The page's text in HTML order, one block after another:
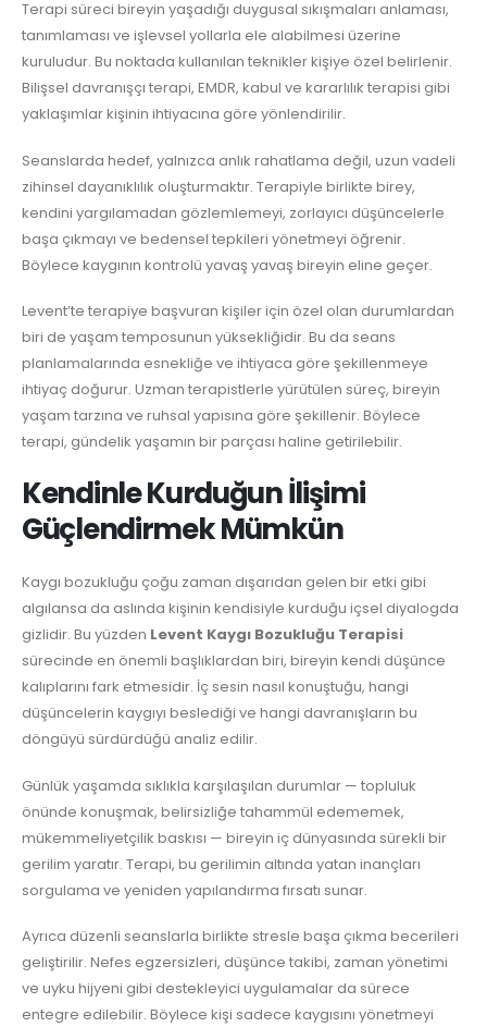
Terapi süreci bireyin yaşadığı duygusal sıkışmaları anlaması,
tanımlaması ve işlevsel yollarla ele alabilmesi üzerine
kuruludur. Bu noktada kullanılan teknikler kişiye özel belirlenir.
Bilişsel davranışçı terapi, EMDR, kabul ve kararlılık terapisi gibi
yaklaşımlar kişinin ihtiyacına göre yönlendirilir.
Seanslarda hedef, yalnızca anlık rahatlama değil, uzun vadeli
zihinsel dayanıklılık oluşturmaktır. Terapiyle birlikte birey,
kendini yargılamadan gözlemlemeyi, zorlayıcı düşüncelerle
başa çıkmayı ve bedensel tepkileri yönetmeyi öğrenir.
Böylece kaygının kontrolü yavaş yavaş bireyin eline geçer.
Levent’te terapiye başvuran kişiler için özel olan durumlardan
biri de yaşam temposunun yüksekliğidir. Bu da seans
planlamalarında esnekliğe ve ihtiyaca göre şekillenmeye
ihtiyaç doğurur. Uzman terapistlerle yürütülen süreç, bireyin
yaşam tarzına ve ruhsal yapısına göre şekillenir. Böylece
terapi, gündelik yaşamın bir parçası haline getirilebilir.
Kendinle Kurduğun İlişimi
Güçlendirmek Mümkün
Kaygı bozukluğu çoğu zaman dışarıdan gelen bir etki gibi
algılansa da aslında kişinin kendisiyle kurduğu içsel diyalogda
gizlidir. Bu yüzden Levent Kaygı Bozukluğu Terapisi
sürecinde en önemli başlıklardan biri, bireyin kendi düşünce
kalıplarını fark etmesidir. İç sesin nasıl konuştuğu, hangi
düşüncelerin kaygıyı beslediği ve hangi davranışların bu
döngüyü sürdürdüğü analiz edilir.
Günlük yaşamda sıklıkla karşılaşılan durumlar — topluluk
önünde konuşmak, belirsizliğe tahammül edememek,
mükemmeliyetçilik baskısı — bireyin iç dünyasında sürekli bir
gerilim yaratır. Terapi, bu gerilimin altında yatan inançları
sorgulama ve yeniden yapılandırma fırsatı sunar.
Ayrıca düzenli seanslarla birlikte stresle başa çıkma becerileri
geliştirilir. Nefes egzersizleri, düşünce takibi, zaman yönetimi
ve uyku hijyeni gibi destekleyici uygulamalar da sürece
entegre edilebilir. Böylece kişi sadece kaygısını yönetmeyi